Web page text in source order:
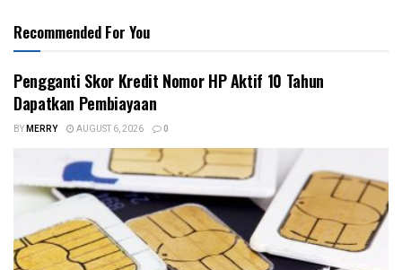
Recommended For You
Pengganti Skor Kredit Nomor HP Aktif 10 Tahun
Dapatkan Pembiayaan
BYMERRY AUGUST 6, 2026 0